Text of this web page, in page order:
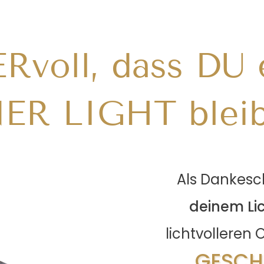
dass DU
LIGHT
Als
deinem
lichtvolleren